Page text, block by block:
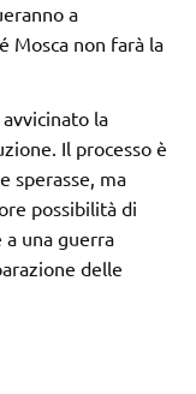
a
Mosca non farà la
la
Il processo è
sperasse, ma
possibilità di
una guerra
delle